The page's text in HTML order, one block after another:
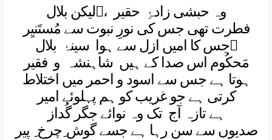
ليکن بلال، وہ حبشی زادۂِ حقير
فطرت تھی جس کی نورِ نبوت سے مُستَنيِر
جس کا اميں ازل سے ہوا سينۂ بلال
مَحکُوم اس صدا کے ہيں شاہنشہ و فقير
ہوتا ہے جس سے اسود و احمر ميں اختلاط
کرتی ہے جو غريب کو ہم پہلوئے امير
ہے تازہ آج تک وہ نوائے جگر گُداز
صديوں سے سن رہا ہے جسے گوش ِچرخ ِ پير